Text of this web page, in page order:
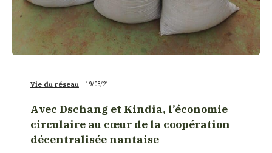
Vie du réseau | 19/03/21
Avec Dschang et Kindia, l’économie
circulaire au cœur de la coopération
décentralisée nantaise